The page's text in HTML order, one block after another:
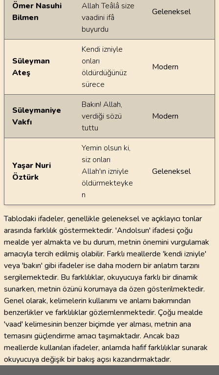
Ömer Nasuhi
Bilmen
Allah Teâlâ size
vaadini ifâ
buyurdu
Geleneksel
Süleyman
Ateş
Kendi izniyle
onları
öldürdüğünüz
sürece
Modern
Süleymaniye
Vakfı
Bakın! Allah,
verdiği sözü
tuttu
Modern
Yaşar Nuri
Öztürk
Yemin olsun ki,
siz onları
Allah'ın izniyle
öldürmekteyke
n
Geleneksel
Tablodaki ifadeler, genellikle geleneksel ve açıklayıcı tonlar
arasında farklılık göstermektedir. 'Andolsun' ifadesi çoğu
mealde yer almakta ve bu durum, metnin önemini vurgulamak
amacıyla tercih edilmiş olabilir. Farklı meallerde 'kendi izniyle'
veya 'bakın' gibi ifadeler ise daha modern bir anlatım tarzını
sergilemektedir. Bu farklılıklar, okuyucuya farklı bir dinamik
sunarken, metnin özünü korumaya da özen gösterilmektedir.
Genel olarak, kelimelerin kullanımı ve anlamı bakımından
benzerlikler ve farklılıklar gözlemlenmektedir. Çoğu mealde
'vaad' kelimesinin benzer biçimde yer alması, metnin ana
temasını güçlendirme amacı taşımaktadır. Ancak bazı
meallerde kullanılan ifadeler, anlamda hafif farklılıklar sunarak
okuyucuya değişik bir bakış açısı kazandırmaktadır.